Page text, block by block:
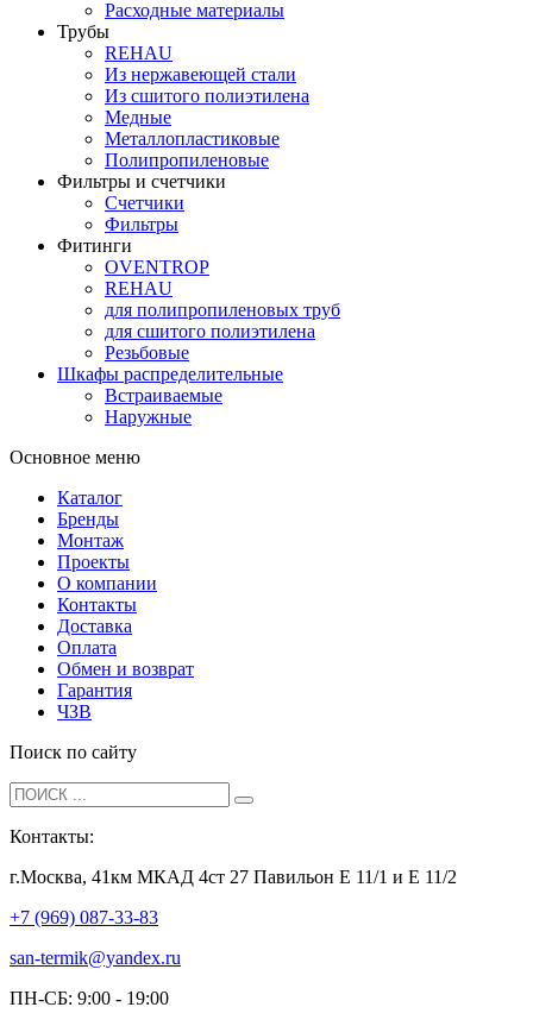
Расходные материалы
Трубы
REHAU
Из нержавеющей стали
Из сшитого полиэтилена
Медные
Металлопластиковые
Полипропиленовые
Фильтры и счетчики
Счетчики
Фильтры
Фитинги
OVENTROP
REHAU
для полипропиленовых труб
для сшитого полиэтилена
Резьбовые
Шкафы распределительные
Встраиваемые
Наружные
Основное меню
Каталог
Бренды
Монтаж
Проекты
О компании
Контакты
Доставка
Оплата
Обмен и возврат
Гарантия
ЧЗВ
Поиск по сайту
Контакты:
г.Москва, 41км МКАД 4ст 27 Павильон Е 11/1 и Е 11/2
+7 (969) 087-33-83
san-termik@yandex.ru
ПН-СБ: 9:00 - 19:00